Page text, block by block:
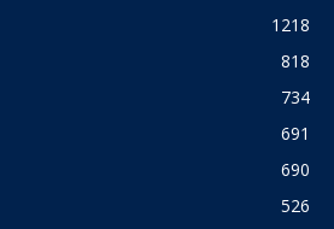
1218
818
734
691
690
526